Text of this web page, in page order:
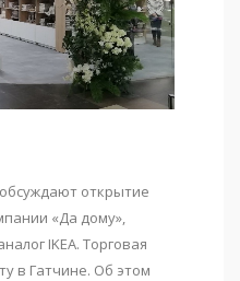
открытие
«Да дому»,
IKEA. Торговая
в Гатчине. Об этом